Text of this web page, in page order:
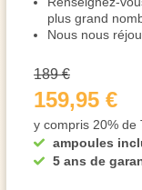
plus grand
Nous nous
ampoules
5 ans de
189 €
159,95 €
y compris 20% de